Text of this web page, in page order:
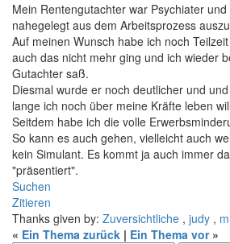
Mein Rentengutachter war Psychiater
nahegelegt aus dem Arbeitsprozess
Auf meinen Wunsch habe ich noch
auch das nicht mehr ging und ich wieder
Gutachter saß.
Diesmal wurde er noch deutlicher und
lange ich noch über meine Kräfte leben
Seitdem habe ich die volle
So kann es auch gehen, vielleicht auch
kein Simulant. Es kommt ja auch immer
"präsentiert".
Suchen
Zitieren
Thanks given by: Zuversichtliche , judy ,
« Ein Thema zurück | Ein Thema vor»